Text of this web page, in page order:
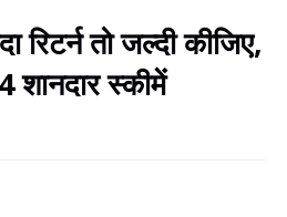
रिटर्न तो जल्‍दी कीजिए,
शानदार स्‍कीमें